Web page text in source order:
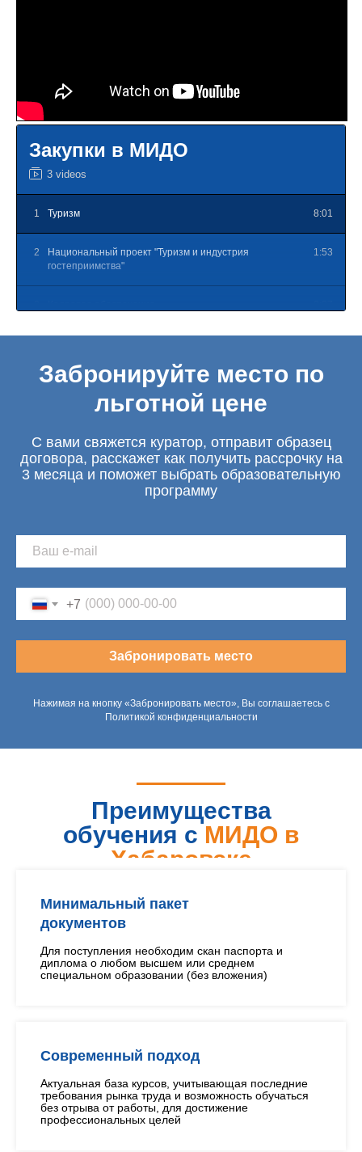
Закупки в МИДО
3 videos
1 Туризм 8:01
2
Национальный проект "Туризм и индустрия
гостеприимства"
1:53
Забронируйте место по
льготной цене
С вами свяжется куратор, отправит образец
договора, расскажет как получить рассрочку на
3 месяца и поможет выбрать образовательную
программу
+7
Забронировать место
Нажимая на кнопку «Забронировать место», Вы соглашаетесь с
Политикой конфиденциальности
Преимущества
обучения с МИДО в
Хабаровске
Минимальный пакет
документов
Для поступления необходим скан паспорта и
диплома о любом высшем или среднем
специальном образовании (без вложения)
Современный подход
Актуальная база курсов, учитывающая последние
требования рынка труда и возможность обучаться
без отрыва от работы, для достижение
профессиональных целей